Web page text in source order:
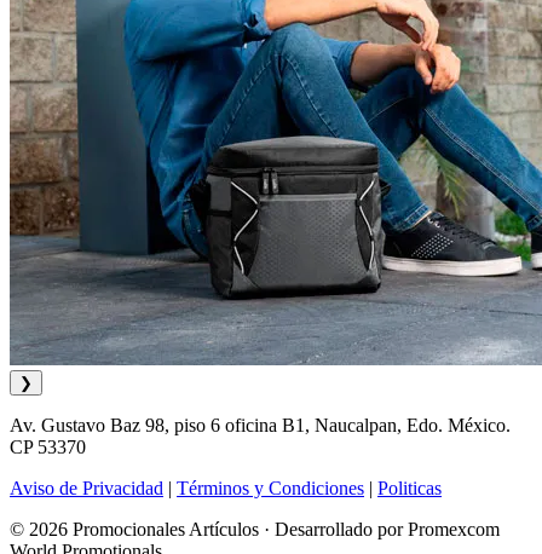
❯
Av. Gustavo Baz 98, piso 6 oficina B1, Naucalpan, Edo. México.
CP 53370
Aviso de Privacidad | Términos y Condiciones | Politicas
© 2026 Promocionales Artículos · Desarrollado por Promexcom